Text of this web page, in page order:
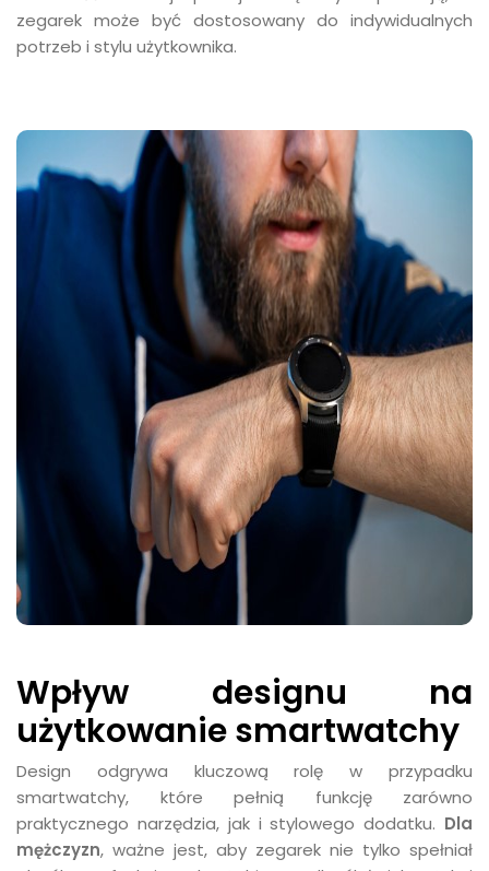
zegarek może być dostosowany do indywidualnych
potrzeb i stylu użytkownika.
Wpływ designu na
użytkowanie smartwatchy
Design odgrywa kluczową rolę w przypadku
smartwatchy, które pełnią funkcję zarówno
praktycznego narzędzia, jak i stylowego dodatku. Dla
mężczyzn, ważne jest, aby zegarek nie tylko spełniał